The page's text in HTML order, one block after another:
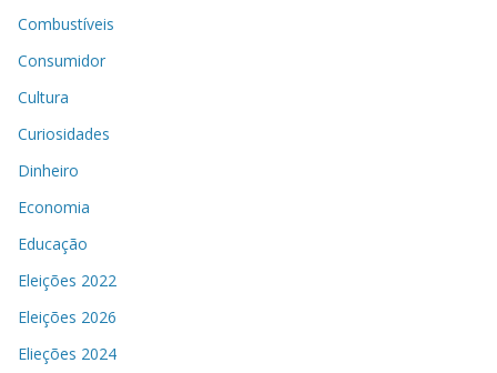
Combustíveis
Consumidor
Cultura
Curiosidades
Dinheiro
Economia
Educação
Eleições 2022
Eleições 2026
Elieções 2024